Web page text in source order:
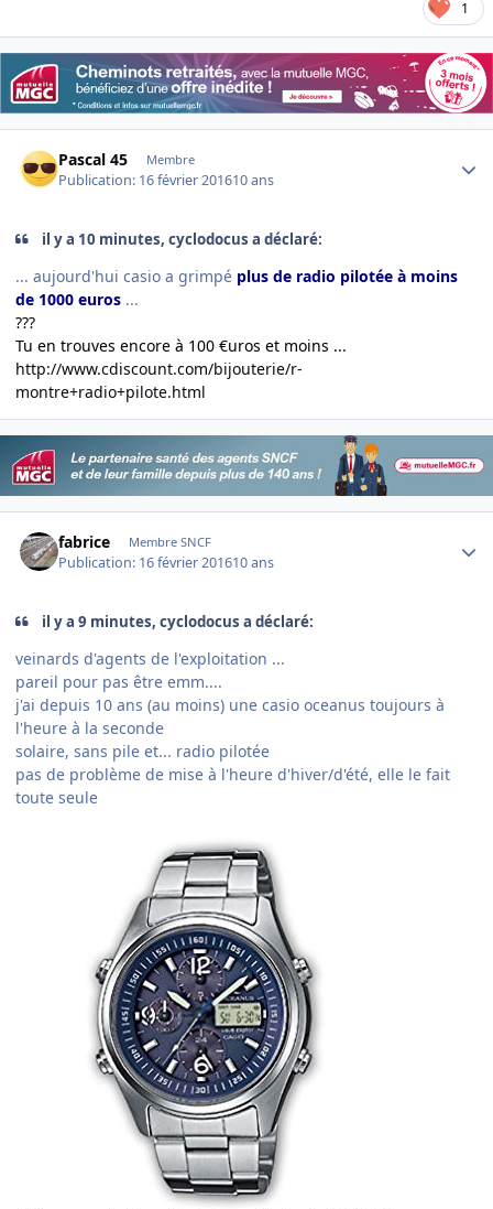
1
Pascal 45 Membre
Publication: 16 février 201610 ans
il y a 10 minutes, cyclodocus a déclaré:
... aujourd'hui casio a grimpé plus de radio pilotée à moins
de 1000 euros ...
???
Tu en trouves encore à 100 €uros et moins ...
http://www.cdiscount.com/bijouterie/r-
montre+radio+pilote.html
fabrice Membre SNCF
Publication: 16 février 201610 ans
il y a 9 minutes, cyclodocus a déclaré:
veinards d'agents de l'exploitation ...
pareil pour pas être emm....
j'ai depuis 10 ans (au moins) une casio oceanus toujours à
l'heure à la seconde
solaire, sans pile et... radio pilotée
pas de problème de mise à l'heure d'hiver/d'été, elle le fait
toute seule